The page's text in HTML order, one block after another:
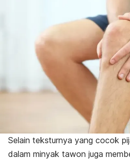
Selain teksturnya yang cocok
dalam minyak tawon juga